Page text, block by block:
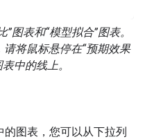
图表和“模型拟合”图表。
将鼠标悬停在“预期效果
中的线上。
的图表，您可以从下拉列